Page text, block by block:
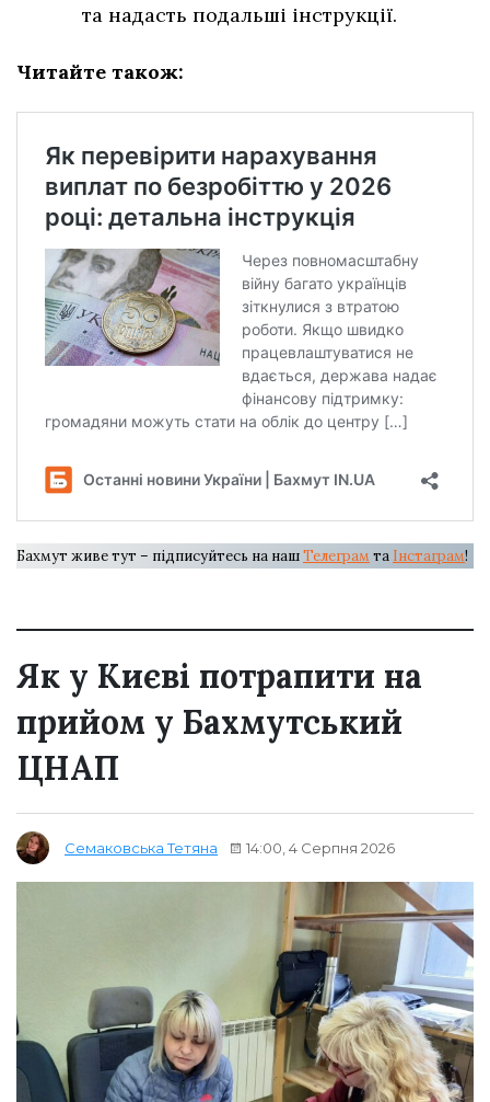
та надасть подальші інструкції.
Читайте також:
Бахмут живе тут – підписуйтесь на нашТелеграм та Інстаграм!
Як у Києві потрапити на
прийом у Бахмутський
ЦНАП
Семаковська Тетяна 14:00, 4 Серпня 2026